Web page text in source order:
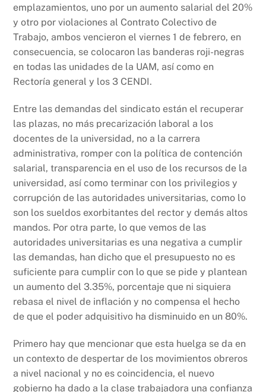
emplazamientos, uno por un aumento salarial del 20%
y otro por violaciones al Contrato Colectivo de
Trabajo, ambos vencieron el viernes 1 de febrero, en
consecuencia, se colocaron las banderas roji-negras
en todas las unidades de la UAM, así como en
Rectoría general y los 3 CENDI.
Entre las demandas del sindicato están el recuperar
las plazas, no más precarización laboral a los
docentes de la universidad, no a la carrera
administrativa, romper con la política de contención
salarial, transparencia en el uso de los recursos de la
universidad, así como terminar con los privilegios y
corrupción de las autoridades universitarias, como lo
son los sueldos exorbitantes del rector y demás altos
mandos. Por otra parte, lo que vemos de las
autoridades universitarias es una negativa a cumplir
las demandas, han dicho que el presupuesto no es
suficiente para cumplir con lo que se pide y plantean
un aumento del 3.35%, porcentaje que ni siquiera
rebasa el nivel de inflación y no compensa el hecho
de que el poder adquisitivo ha disminuido en un 80%.
Primero hay que mencionar que esta huelga se da en
un contexto de despertar de los movimientos obreros
a nivel nacional y no es coincidencia, el nuevo
gobierno ha dado a la clase trabajadora una confianza